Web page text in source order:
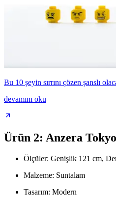
Bu 10 şeyin sırrını çözen şanslı
devamını oku
Ürün 2: Anzera
Ölçüler: Genişlik 121 cm,
Malzeme: Suntalam
Tasarım: Modern